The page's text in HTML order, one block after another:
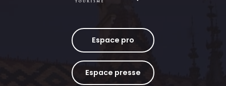
Espace pro
Espace presse